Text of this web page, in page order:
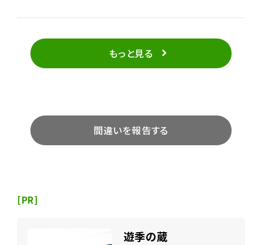
もっと見る
間違いを報告する
[PR]
遊季の蔵